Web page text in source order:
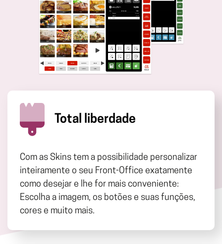
Total liberdade
Com as Skins tem a possibilidade personalizar
inteiramente o seu Front-Office exatamente
como desejar e lhe for mais conveniente:
Escolha a imagem, os botões e suas funções,
cores e muito mais.